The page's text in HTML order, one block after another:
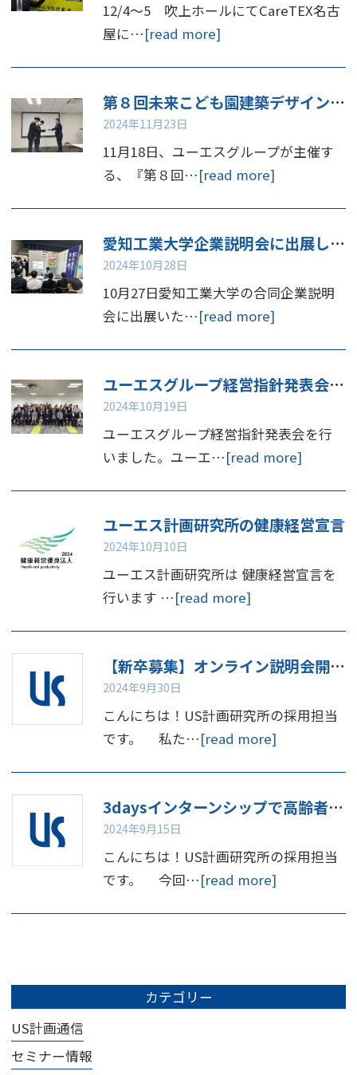
12/4～5 吹上ホールにてCareTEX名古
屋に…[read more]
第８回未来こども園建築デザインコンペ 表彰
2024年11月23日
11月18日、ユーエスグループが主催す
る、『第８回…[read more]
愛知工業大学企業説明会に出展しました
2024年10月28日
10月27日愛知工業大学の合同企業説明
会に出展いた…[read more]
ユーエスグループ経営指針発表会を行いました
2024年10月19日
ユーエスグループ経営指針発表会を行
いました。ユーエ…[read more]
ユーエス計画研究所の健康経営宣言
2024年10月10日
ユーエス計画研究所は 健康経営宣言を
行います …[read more]
【新卒募集】オンライン説明会開催のお知らせ📢
2024年9月30日
こんにちは！US計画研究所の採用担当
です。 私た…[read more]
3daysインターンシップで高齢者体験してみませんか
2024年9月15日
こんにちは！US計画研究所の採用担当
です。 今回…[read more]
カテゴリー
US計画通信
セミナー情報